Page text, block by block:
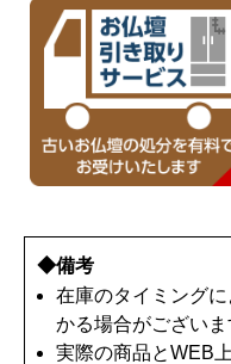
◆備考
在庫のタイミング
かる場合がございま
実際の商品とWEB